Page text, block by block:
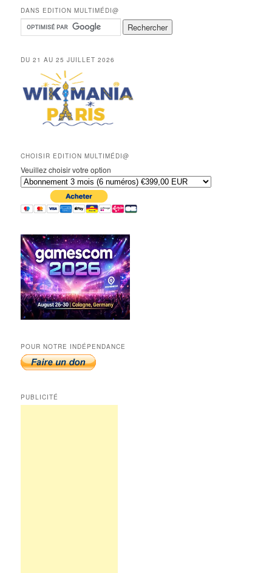
DANS EDITION MULTIMÉDI@
DU 21 AU 25 JUILLET 2026
CHOISIR EDITION MULTIMÉDI@
Veuillez choisir votre option
POUR NOTRE INDÉPENDANCE
PUBLICITÉ